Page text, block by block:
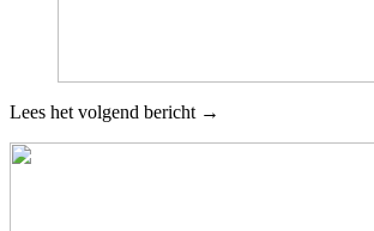
Lees het volgend bericht →